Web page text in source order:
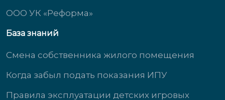
ООО УК «Реформа»
База знаний
Смена собственника жилого помещения
Когда забыл подать показания ИПУ
Правила эксплуатации детских игровых